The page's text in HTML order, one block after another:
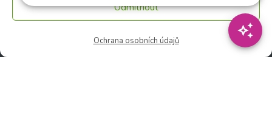
Odmítnout
Ochrana osobních údajů
Rychlý kontakt:
✉️ e-shop@zcstrakovo.cz